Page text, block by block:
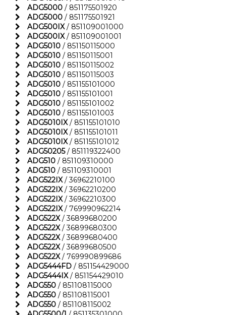
ADG5000 / 851175501920
ADG5000 / 851175501921
ADG500IX/ 851109001000
ADG500IX/ 851109001001
ADG5010 / 851150115000
ADG5010 / 851150115001
ADG5010 / 851150115002
ADG5010 / 851150115003
ADG5010 / 851155101000
ADG5010 / 851155101001
ADG5010 / 851155101002
ADG5010 / 851155101003
ADG5010IX/ 851155101010
ADG5010IX/ 851155101011
ADG5010IX/ 851155101012
ADG50205/ 851119322400
ADG510 / 851109310000
ADG510 / 851109310001
ADG522IX/ 36962210100
ADG522IX/ 36962210200
ADG522IX/ 36962210300
ADG522IX/ 769990962214
ADG522X/ 36899680200
ADG522X/ 36899680300
ADG522X/ 36899680400
ADG522X/ 36899680500
ADG522X/ 769990899686
ADG5444FD / 851154429000
ADG5444IX/ 851154429010
ADG550 / 851108115000
ADG550 / 851108115001
ADG550 / 851108115002